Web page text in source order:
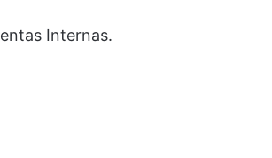
Internas.